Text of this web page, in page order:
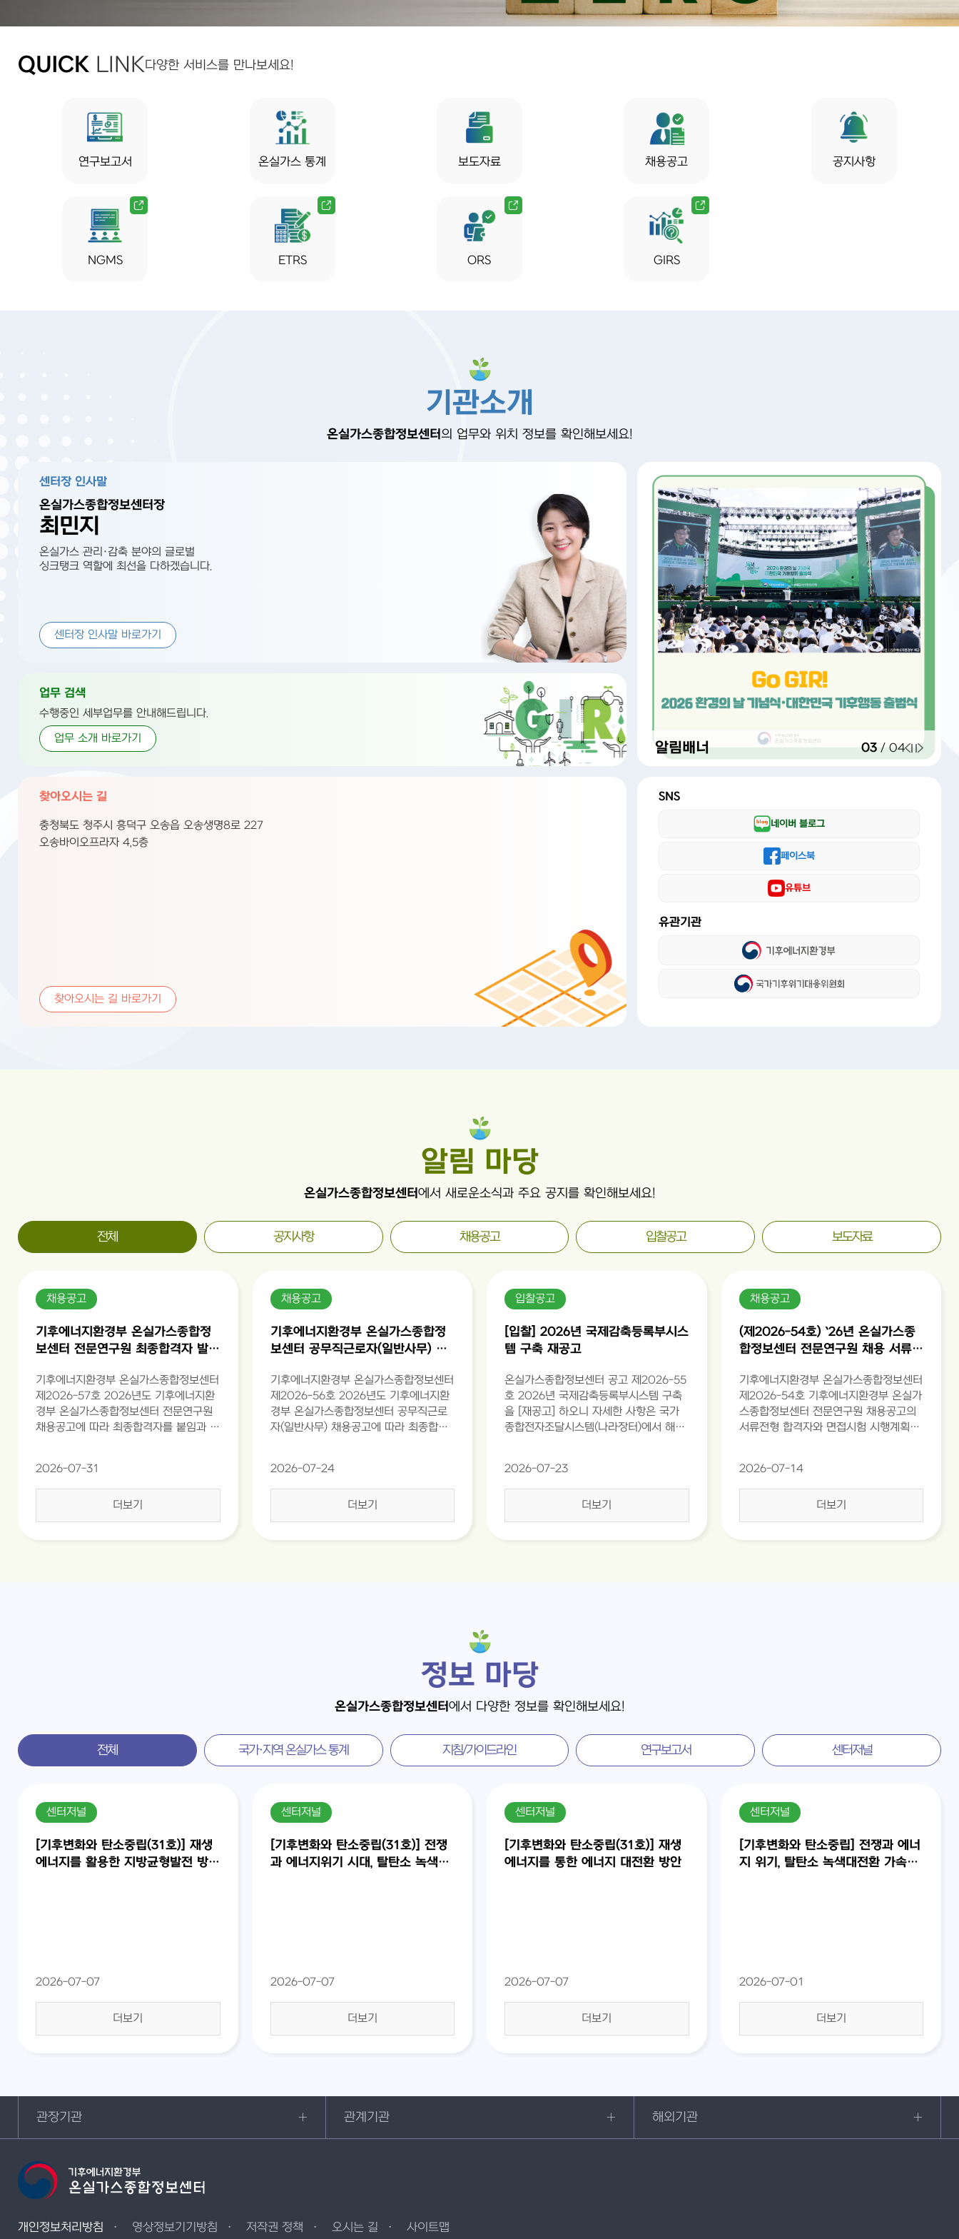
QUICKLINK다양한 서비스를 만나보세요!
연구보고서 온실가스 통계 보도자료 채용공고 공지사항
NGMS ETRS ORS GIRS
기관소개
온실가스종합정보센터 의 업무와 위치 정보를 확인해보세요!
센터장 인사말
온실가스종합정보센터장
최민지
온실가스 관리·감축 분야의 글로벌
싱크탱크 역할에 최선을 다하겠습니다.
센터장 인사말 바로가기
업무 검색
수행중인 세부업무를 안내해드립니다.
업무 소개 바로가기
알림배너 03/04
찾아오시는 길
충청북도 청주시 흥덕구 오송읍 오송생명8로 227
오송바이오프라자 4,5층
찾아오시는 길 바로가기
SNS
네이버 블로그
페이스북
유튜브
유관기관
알림 마당
온실가스종합정보센터에서 새로운소식과 주요 공지를 확인해보세요!
전체 공지사항 채용공고 입찰공고 보도자료
채용공고
기후에너지환경부 온실가스종합정
보센터 전문연구원 최종합격자 발표
기후에너지환경부 온실가스종합정보센터
제2026-57호 2026년도 기후에너지환
경부 온실가스종합정보센터 전문연구원
채용공고에 따라 최종합격자를 붙임과 같
2026-07-31
더보기
채용공고
기후에너지환경부 온실가스종합정
보센터 공무직근로자(일반사무) 최
기후에너지환경부 온실가스종합정보센터
제2026-56호 2026년도 기후에너지환
경부 온실가스종합정보센터 공무직근로
자(일반사무) 채용공고에 따라 최종합격
정보센터장.
2026-07-24
더보기
입찰공고
[입찰] 2026년 국제감축등록부시스
템 구축 재공고
온실가스종합정보센터 공고 제2026-55
호 2026년 국제감축등록부시스템 구축
을 [재공고] 하오니 자세한 사항은 국가
종합전자조달시스템(나라장터)에서 해당
및 공동수급 해당시 관련 서류(협정서, 각
서 구성방식)는 반드시 전자접수로 마감
기한 내 제출 하여야함 ※ 제안서 제출은
나라장터를 이용하여 전자로 제출
2026-07-23
더보기
채용공고
(제2026-54호) `26년 온실가스종
합정보센터 전문연구원 채용 서류전
기후에너지환경부 온실가스종합정보센터
제2026-54호 기후에너지환경부 온실가
스종합정보센터 전문연구원 채용공고의
서류전형 합격자와 면접시험 시행계획을
보센터장
2026-07-14
더보기
정보 마당
온실가스종합정보센터에서 다양한 정보를 확인해보세요!
전체 국가·지역 온실가스 통계 지침/가이드라인 연구보고서 센터저널
센터저널
[기후변화와 탄소중립(31호)] 재생
에너지를 활용한 지방균형발전 방안
2026-07-07
더보기
센터저널
[기후변화와 탄소중립(31호)] 전쟁
과 에너지위기 시대, 탈탄소 녹색대
2026-07-07
더보기
센터저널
[기후변화와 탄소중립(31호)] 재생
에너지를 통한 에너지 대전환 방안
2026-07-07
더보기
센터저널
[기후변화와 탄소중립] 전쟁과 에너
지 위기, 탈탄소 녹색대전환 가속화
2026-07-01
더보기
관장기관 관계기관 해외기관
개인정보처리방침 영상정보기기방침 저작권 정책 오시는 길 사이트맵